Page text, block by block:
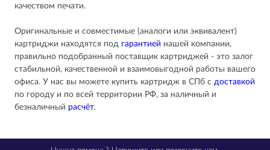
качеством печати.
Оригинальные и совместимые (аналоги или эквивалент)
картриджи находятся под гарантией нашей компании,
правильно подобранный поставщик картриджей - это залог
стабильной, качественной и взаимовыгодной работы вашего
офиса. У нас вы можете купить картридж в СПб с доставкой
по городу и по всей территории РФ, за наличный и
безналичный расчёт.